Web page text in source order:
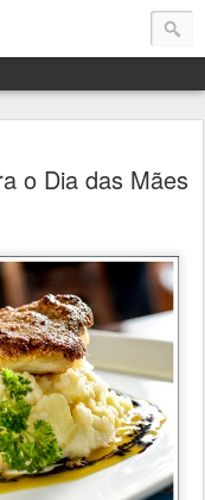
o Dia das Mães